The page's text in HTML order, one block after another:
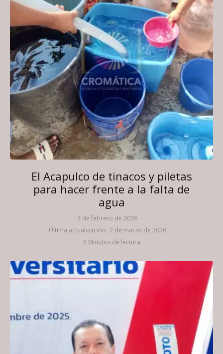
El Acapulco de tinacos y piletas
para hacer frente a la falta de
agua
4 de febrero de 2026 ·
Última actualización: 2 de marzo de 2026 ·
5 Minutos de lectura